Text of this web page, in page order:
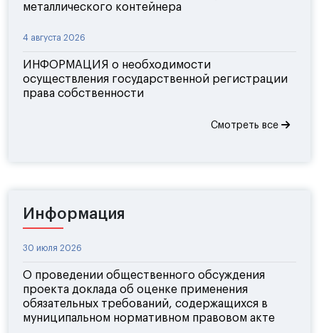
металлического контейнера
4 августа 2026
ИНФОРМАЦИЯ о необходимости
осуществления государственной регистрации
права собственности
Смотреть все
Информация
30 июля 2026
О проведении общественного обсуждения
проекта доклада об оценке применения
обязательных требований, содержащихся в
муниципальном нормативном правовом акте